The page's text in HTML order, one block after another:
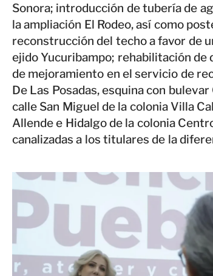
Sonora; introducción de tubería de
la ampliación El Rodeo, así como
reconstrucción del techo a favor de
ejido Yucuribampo; rehabilitación de
de mejoramiento en el servicio de
De Las Posadas, esquina con
calle San Miguel de la colonia Villa
Allende e Hidalgo de la colonia
canalizadas a los titulares de la